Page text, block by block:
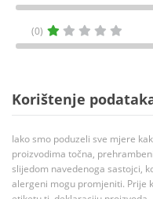
(0)
Korištenje
Iako smo poduzeli sve mjere
proizvodima točna,
slijedom navedenoga sastojci,
alergeni mogu promjeniti. Prije